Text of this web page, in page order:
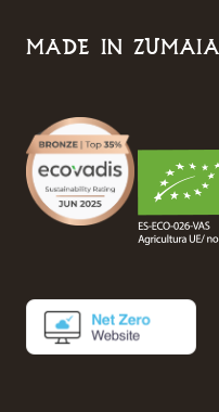
MADE IN ZUMAIA